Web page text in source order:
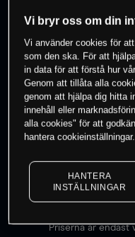
0% av
instrument
Priserna är endast
Vi bryr oss om din
Vi använder cookies för
som den ska. För att
in data för att förstå hur
Genom att tillåta alla
genom att hjälpa dig hitta
innehåll eller
alla cookies" för att
hantera
HANTERA
INSTÄLLNINGAR